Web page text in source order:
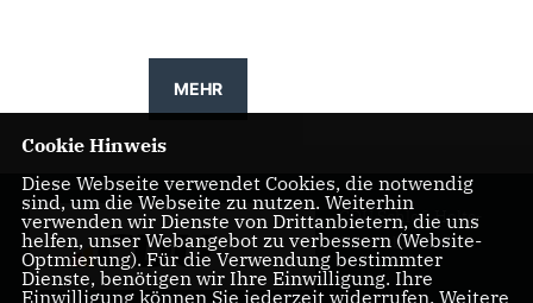
MEHR
CDU Schloß Holte-
Stukenbrock
Cookie Hinweis
Diese Webseite verwendet Cookies, die notwendig
sind, um die Webseite zu nutzen. Weiterhin
verwenden wir Dienste von Drittanbietern, die uns
helfen, unser Webangebot zu verbessern (Website-
Optmierung). Für die Verwendung bestimmter
Dienste, benötigen wir Ihre Einwilligung. Ihre
Einwilligung können Sie jederzeit widerrufen. Weitere